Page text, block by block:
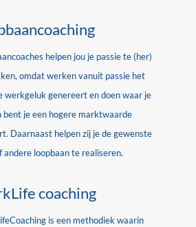
helpen jou je passie te (her)
omdat werken vanuit passie het
werkgeluk genereert en doen waar je
bent je een hogere marktwaarde
Daarnaast helpen zij je de gewenste
andere loopbaan te realiseren.
coaching
is een methodiek waarin